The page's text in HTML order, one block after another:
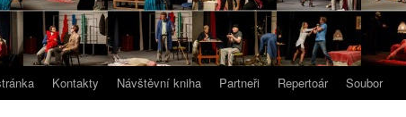
Kontakty Návštěvní kniha Partneři Repertoár Soubor